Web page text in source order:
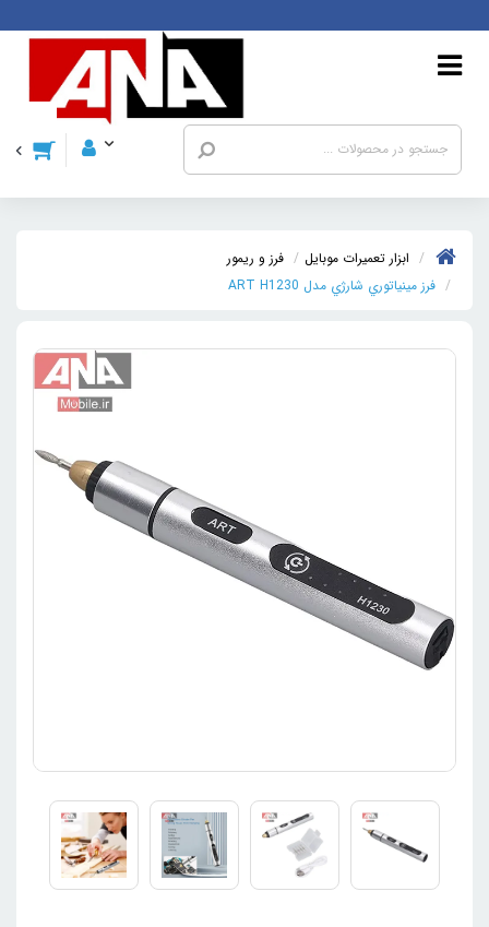
ابزار تعمیرات موبایل
فرز و ريمور
فرز مينياتوري شارژي مدل ART H1230